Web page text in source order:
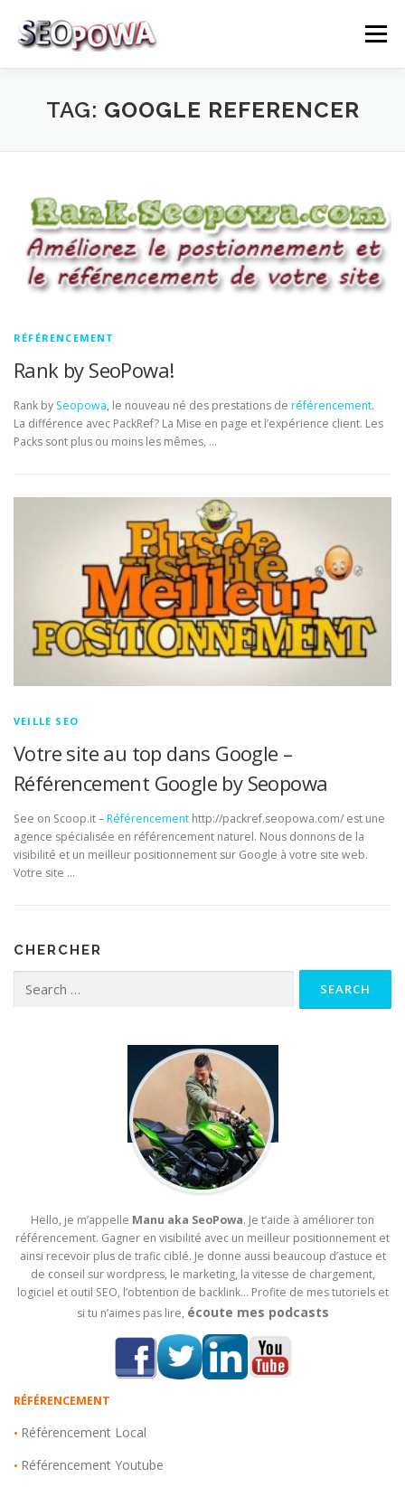
Menu
RÉFÉRENCEMENT MARKETING PLUS
TAG: GOOGLE REFERENCER
RÉFÉRENCEMENT
Rank by SeoPowa!
Rank by Seopowa, le nouveau né des prestations de référencement.
La différence avec PackRef? La Mise en page et l’expérience client. Les
Packs sont plus ou moins les mêmes, …
VEILLE SEO
Votre site au top dans Google –
Référencement Google by Seopowa
See on Scoop.it –Référencement http://packref.seopowa.com/ est une
agence spécialisée en référencement naturel. Nous donnons de la
visibilité et un meilleur positionnement sur Google à votre site web.
Votre site …
CHERCHER
Hello, je m’appelle Manu aka SeoPowa. Je t’aide à améliorer ton
référencement. Gagner en visibilité avec un meilleur positionnement et
ainsi recevoir plus de trafic ciblé. Je donne aussi beaucoup d’astuce et
de conseil sur wordpress, le marketing, la vitesse de chargement,
logiciel et outil SEO, l’obtention de backlink… Profite de mes tutoriels et
si tu n’aimes pas lire, écoute mes podcasts
RÉFÉRENCEMENT
• Référencement Local
• Référencement Youtube